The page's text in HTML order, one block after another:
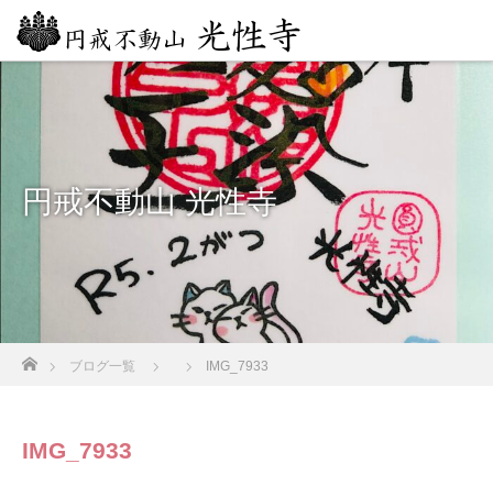
円戒不動山 光性寺
ブログ一覧 IMG_7933
IMG_7933